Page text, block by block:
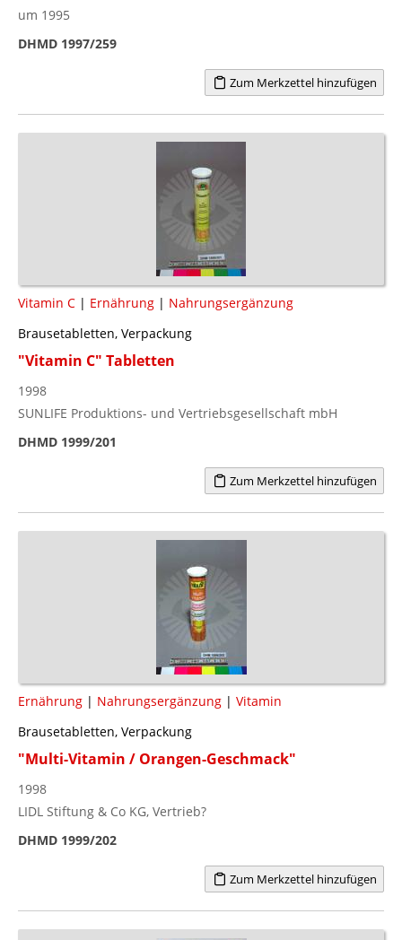
um 1995
DHMD 1997/259
Zum Merkzettel hinzufügen
Vitamin C | Ernährung | Nahrungsergänzung
Brausetabletten, Verpackung
"Vitamin C" Tabletten
1998
SUNLIFE Produktions- und Vertriebsgesellschaft mbH
DHMD 1999/201
Zum Merkzettel hinzufügen
Ernährung | Nahrungsergänzung | Vitamin
Brausetabletten, Verpackung
"Multi-Vitamin / Orangen-Geschmack"
1998
LIDL Stiftung & Co KG, Vertrieb?
DHMD 1999/202
Zum Merkzettel hinzufügen